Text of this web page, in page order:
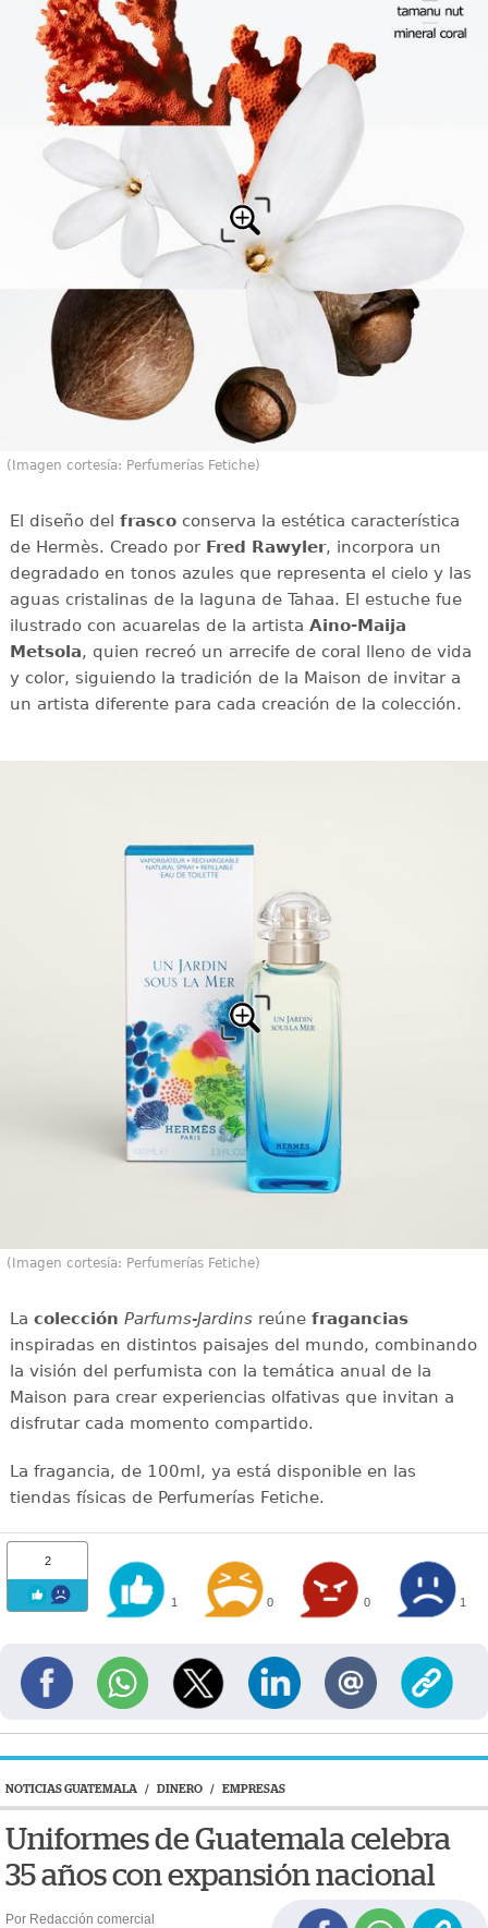
(Imagen cortesía: Perfumerías Fetiche)
El diseño del frascoconserva la estética característica
de Hermès. Creado por Fred Rawyler, incorpora un
degradado en tonos azules que representa el cielo y las
aguas cristalinas de la laguna de Tahaa. El estuche fue
ilustrado con acuarelas de la artista Aino-Maija
Metsola, quien recreó un arrecife de coral lleno de vida
y color, siguiendo la tradición de la Maison de invitar a
un artista diferente para cada creación de la colección.
(Imagen cortesía: Perfumerías Fetiche)
La colección Parfums-Jardinsreúne fragancias
inspiradas en distintos paisajes del mundo, combinando
la visión del perfumista con la temática anual de la
Maison para crear experiencias olfativas que invitan a
disfrutar cada momento compartido.
La fragancia, de 100ml, ya está disponible en las
tiendas físicas de Perfumerías Fetiche.
2
1 0 0 1
NOTICIAS GUATEMALA / DINERO / EMPRESAS
Uniformes de Guatemala celebra
35 años con expansión nacional
Por Redacción comercial